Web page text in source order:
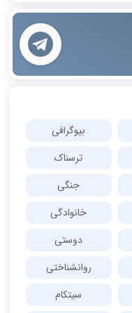
بیوگرافی
ترسناک
جنگی
خانوادگی
دوستی
روانشناختی
سیتکام